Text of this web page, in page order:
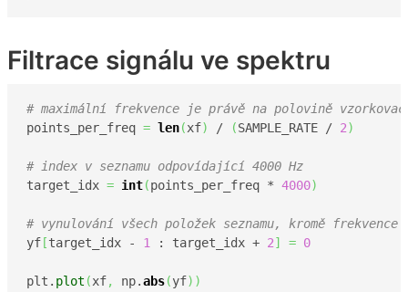
Filtrace signálu ve spektru
# maximální frekvence je právě na polovině
points_per_freq = len(xf) / (SAMPLE_RATE / 2)
# index v seznamu odpovídající 4000 Hz
target_idx = int(points_per_freq * 4000)
# vynulování všech položek seznamu, kromě frekvence
yf [target_idx - 1 : target_idx + 2] = 0
plt. plot (xf, np.abs(yf) )